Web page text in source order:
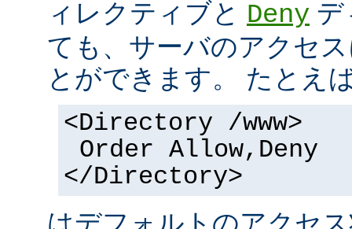
ィレクティブと Deny デ
ても、サーバのアクセ
とができます。 たとえ
<Directory /www>
Order Allow,Deny
</Directory>
はデフォルトのアクセ